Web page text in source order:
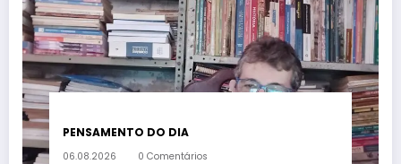
PENSAMENTO DO DIA
06.08.2026 0 Comentários